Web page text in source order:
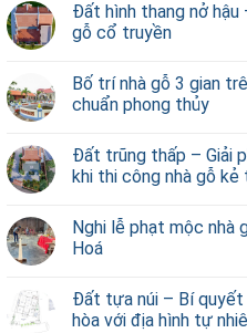
Đất hình thang nở
gỗ cổ truyền
Bố trí nhà gỗ 3 gian
chuẩn phong thủy
Đất trũng thấp – Giải
khi thi công nhà gỗ kẻ
Nghi lễ phạt mộc nhà
Hoá
Đất tựa núi – Bí quyết
hòa với địa hình tự